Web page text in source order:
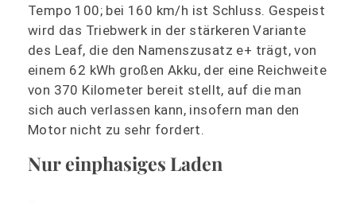
Tempo 100; bei 160 km/h ist Schluss. Gespeist
wird das Triebwerk in der stärkeren Variante
des Leaf, die den Namenszusatz e+ trägt, von
einem 62 kWh großen Akku, der eine Reichweite
von 370 Kilometer bereit stellt, auf die man
sich auch verlassen kann, insofern man den
Motor nicht zu sehr fordert.
Nur einphasiges Laden